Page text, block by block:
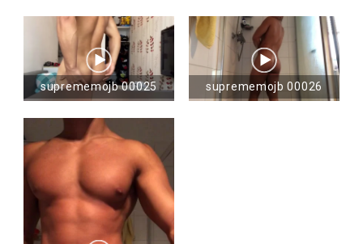
suprememojb 00025 suprememojb 00026